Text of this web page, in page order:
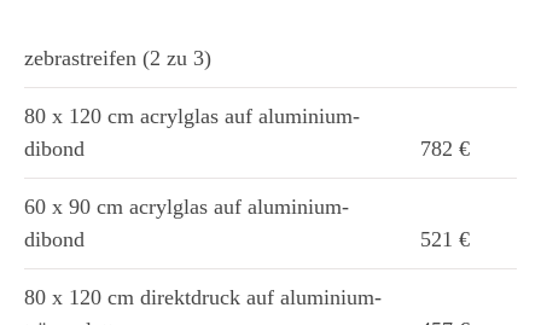
zebrastreifen (2 zu 3)
80 x 120 cm acrylglas auf aluminium-
dibond
782 €
60 x 90 cm acrylglas auf aluminium-
dibond
521 €
80 x 120 cm direktdruck auf aluminium-